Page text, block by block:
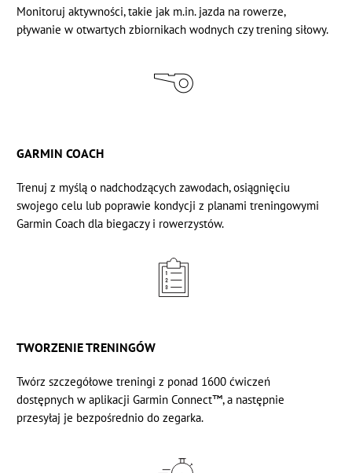
Monitoruj aktywności, takie jak m.in. jazda na rowerze,
pływanie w otwartych zbiornikach wodnych czy trening siłowy.
GARMIN COACH
Trenuj z myślą o nadchodzących zawodach, osiągnięciu
swojego celu lub poprawie kondycji z planami treningowymi
Garmin Coach dla biegaczy i rowerzystów.
TWORZENIE TRENINGÓW
Twórz szczegółowe treningi z ponad 1600 ćwiczeń
dostępnych w aplikacji Garmin Connect™, a następnie
przesyłaj je bezpośrednio do zegarka.